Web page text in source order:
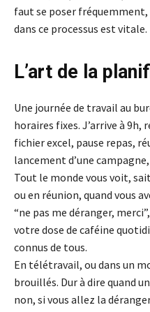
faut se poser
dans ce processus est vitale.
L’art de la
Une journée de travail au
horaires fixes. J’arrive à 9h,
fichier excel, pause repas,
lancement d’une
Tout le monde vous voit,
ou en réunion, quand vous
“ne pas me déranger,
votre dose de caféine
connus de tous.
En télétravail, ou dans un
brouillés. Dur à dire quand
non, si vous allez la